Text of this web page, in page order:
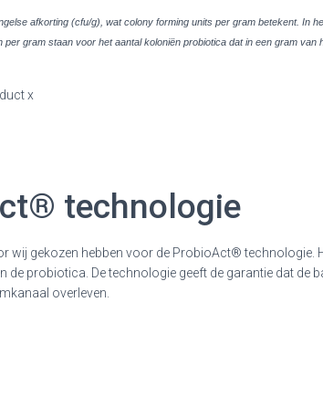
afkorting (cfu/g), wat colony forming units per gram betekent. In
per gram staan voor het aantal koloniën probiotica dat in een gram
technologie
wij gekozen hebben voor de ProbioAct® technologie.
de probiotica. De technologie geeft de garantie dat
overleven.